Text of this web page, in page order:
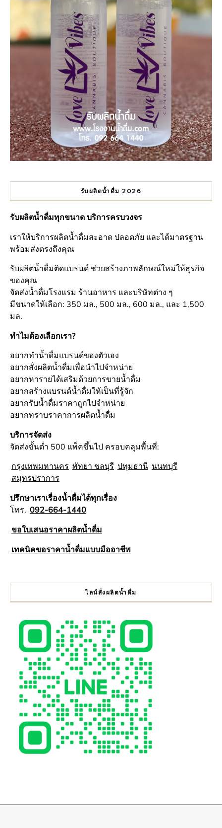
รับผลิตน้ำดื่ม 2026
รับผลิตน้ำดื่มทุกขนาด บริการครบวงจร
เราให้บริการผลิตน้ำดื่มสะอาด ปลอดภัย และได้มาตรฐาน
พร้อมส่งตรงถึงคุณ
รับผลิตน้ำดื่มติดแบรนด์ ช่วยสร้างภาพลักษณ์ใหม่ให้ธุรกิจ
ของคุณ
จัดส่งน้ำดื่มโรงแรม ร้านอาหาร และบริษัทต่าง ๆ
มีขนาดให้เลือก: 350 มล., 500 มล., 600 มล., และ 1,500
มล.
ทำไมต้องเลือกเรา?
อยากทำน้ำดื่มแบรนด์ของตัวเอง
อยากสั่งผลิตน้ำดื่มเพื่อนำไปจำหน่าย
อยากหารายได้เสริมด้วยการขายน้ำดื่ม
อยากสร้างแบรนด์น้ำดื่มให้เป็นที่รู้จัก
อยากรับน้ำดื่มราคาถูกไปจำหน่าย
อยากทราบราคาการผลิตน้ำดื่ม
บริการจัดส่ง
จัดส่งขั้นต่ำ 500 แพ็คขึ้นไป ครอบคลุมพื้นที่:
กรุงเทพมหานคร พัทยา ชลบุรี ปทุมธานี นนทบุรี
สมุทรปราการ
ปรึกษาเราเรื่องน้ำดื่มได้ทุกเรื่อง
โทร. 092-664-1440
ขอใบเสนอราคาผลิตน้ำดื่ม
เทคนิคขอราคาน้ำดื่มแบบมืออาชีพ
ไลน์สั่งผลิตน้ำดื่ม